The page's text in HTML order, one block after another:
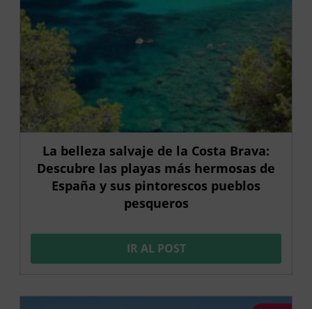
La belleza salvaje de la Costa Brava:
Descubre las playas más hermosas de
España y sus pintorescos pueblos
pesqueros
IR AL POST